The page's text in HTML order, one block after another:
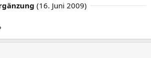
(16. Juni 2009)